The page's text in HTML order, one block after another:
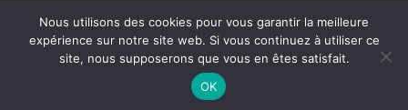
© 2026 Sainte Anne - Saint Louis -Mentions légales-Plan du
site
Nous utilisons des cookies pour vous garantir la meilleure
expérience sur notre site web. Si vous continuez à utiliser ce
site, nous supposerons que vous en êtes satisfait.
OK